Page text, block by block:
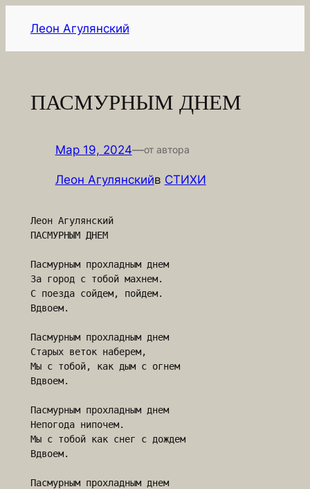
содержимому
Леон Агулянский
ПАСМУРНЫМ ДНЕМ
Мар 19, 2024—от автора
Леон Агулянскийв СТИХИ
Леон Агулянский
ПАСМУРНЫМ ДНЕМ
Пасмурным прохладным днем
За город с тобой махнем.
С поезда сойдем, пойдем.
Вдвоем.
Пасмурным прохладным днем
Старых веток наберем,
Мы с тобой, как дым с огнем
Вдвоем.
Пасмурным прохладным днем
Непогода нипочем.
Мы с тобой как снег с дождем
Вдвоем.
Пасмурным прохладным днем